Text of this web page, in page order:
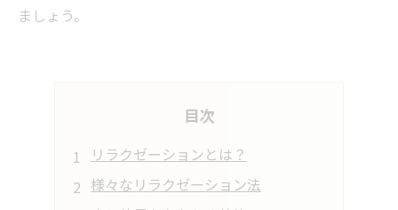
ましょう。
目次
リラクゼーションとは？
様々なリラクゼーション法